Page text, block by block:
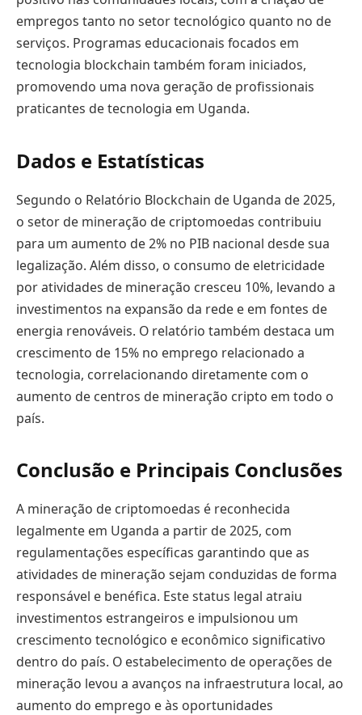
empregos tanto no setor tecnológico quanto no de
serviços. Programas educacionais focados em
tecnologia blockchain também foram iniciados,
promovendo uma nova geração de profissionais
praticantes de tecnologia em Uganda.
Dados e Estatísticas
Segundo o Relatório Blockchain de Uganda de 2025,
o setor de mineração de criptomoedas contribuiu
para um aumento de 2% no PIB nacional desde sua
legalização. Além disso, o consumo de eletricidade
por atividades de mineração cresceu 10%, levando a
investimentos na expansão da rede e em fontes de
energia renováveis. O relatório também destaca um
crescimento de 15% no emprego relacionado a
tecnologia, correlacionando diretamente com o
aumento de centros de mineração cripto em todo o
país.
Conclusão e Principais Conclusões
A mineração de criptomoedas é reconhecida
legalmente em Uganda a partir de 2025, com
regulamentações específicas garantindo que as
atividades de mineração sejam conduzidas de forma
responsável e benéfica. Este status legal atraiu
investimentos estrangeiros e impulsionou um
crescimento tecnológico e econômico significativo
dentro do país. O estabelecimento de operações de
mineração levou a avanços na infraestrutura local, ao
aumento do emprego e às oportunidades